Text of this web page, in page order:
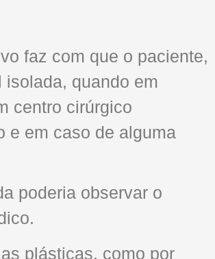
faz com que o paciente,
quando em
centro cirúrgico
e em caso de alguma
poderia observar o
plásticas, como por